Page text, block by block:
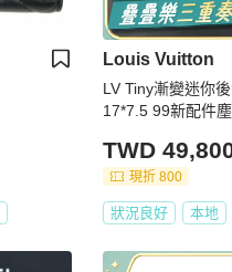
Louis Vuitton
LV Tiny漸變迷你
17*7.5 99新配件
TWD
現折 800
狀況良好 本地